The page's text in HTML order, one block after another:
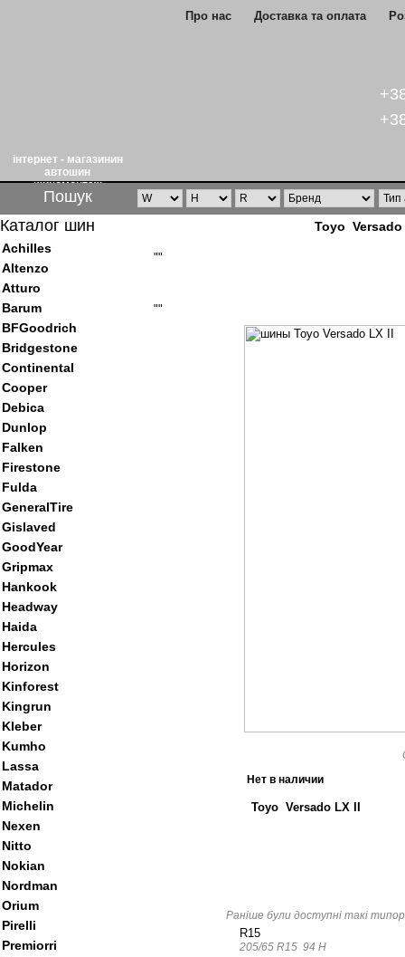
Про нас Доставка та оплата
інтернет - магазинин
автошин
шиномонтаж
Пошук
Каталог шин
Achilles
Altenzo
Atturo
Barum
BFGoodrich
Bridgestone
Continental
Cooper
Debica
Dunlop
Falken
Firestone
Fulda
GeneralTire
Gislaved
GoodYear
Gripmax
Hankook
Headway
Haida
Hercules
Horizon
Kinforest
Kingrun
Kleber
Kumho
Lassa
Matador
Michelin
Nexen
Nitto
Nokian
Nordman
Orium
Pirelli
Premiorri
Toyo
""
""
Нет в наличии
Toyo Versado LX II
Раніше були доступні такі
R15
205/65 R15 94 H